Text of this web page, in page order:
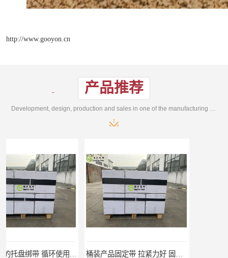
http://www.gooyon.cn
产品推荐
Development, design, production and sales in one of the manufacturing enterprises
桶装产品固定带 拉紧力好 固永包材 托盘运输网兜 固永包材